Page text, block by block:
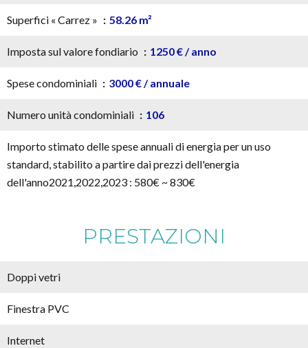
Superfici « Carrez » 58.26 m²
Imposta sul valore fondiario 1250 € / anno
Spese condominiali 3000 € / annuale
Numero unità condominiali 106
Importo stimato delle spese annuali di energia per un uso
standard, stabilito a partire dai prezzi dell'energia
dell'anno2021,2022,2023 : 580€ ~ 830€
PRESTAZIONI
Doppi vetri
Finestra PVC
Internet